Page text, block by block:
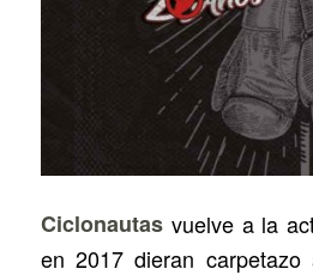
Ciclonautasvuelve a la
en 2017 dieran